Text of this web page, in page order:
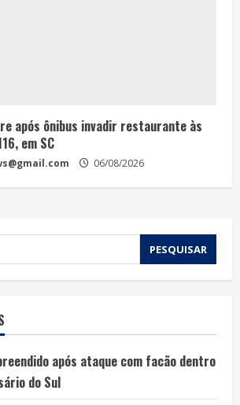
após ônibus invadir restaurante às
em SC
06/08/2026
após ataque com facão dentro
do Sul